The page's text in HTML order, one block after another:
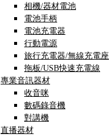
相機/器材電池
電池手柄
電池充電器
行動電源
旅行充電器/無線充電座
拖板/USB快速充電線
專業音訊器材
收音咪
數碼錄音機
對講機
直播器材